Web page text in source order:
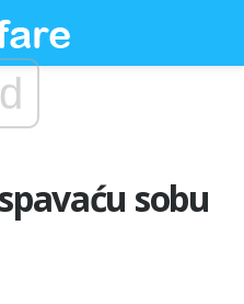
sobu